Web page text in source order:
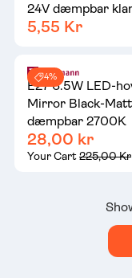
24V dæmpbar
5,55 Kr
4%
E27 6.5W LED-
Mirror Black-Matt
dæmpbar 2700K
28,00 kr
Your Cart225,00 Kr